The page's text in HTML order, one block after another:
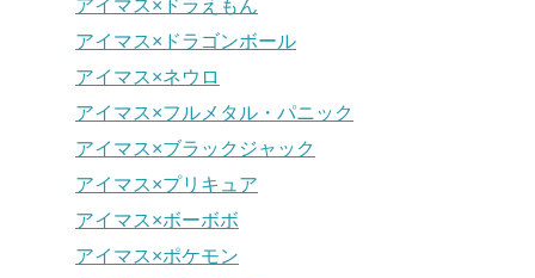
アイマス×ドラえもん
アイマス×ドラゴンボール
アイマス×ネウロ
アイマス×フルメタル・パニック
アイマス×ブラックジャック
アイマス×プリキュア
アイマス×ボーボボ
アイマス×ポケモン